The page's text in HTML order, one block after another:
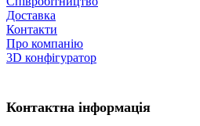
Доставка
Контакти
Про компанію
3D конфігуратор
Контактна інформація